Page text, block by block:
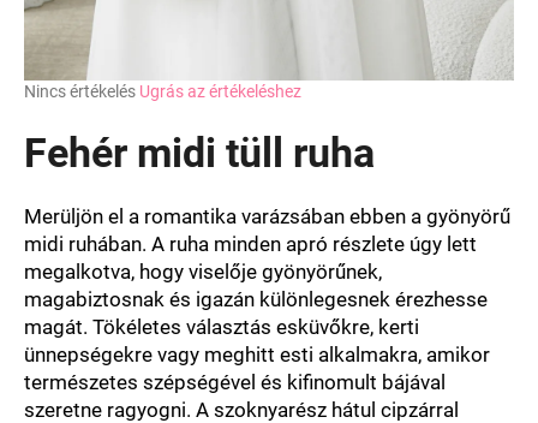
A
átlagos
értékelése
0,0
csillag.
Nincs értékelés Ugrás az értékeléshez
Fehér midi tüll ruha
Merüljön el a romantika varázsában ebben a gyönyörű
midi ruhában. A ruha minden apró részlete úgy lett
megalkotva, hogy viselője gyönyörűnek,
magabiztosnak és igazán különlegesnek érezhesse
magát. Tökéletes választás esküvőkre, kerti
ünnepségekre vagy meghitt esti alkalmakra, amikor
természetes szépségével és kifinomult bájával
szeretne ragyogni. A szoknyarész hátul cipzárral